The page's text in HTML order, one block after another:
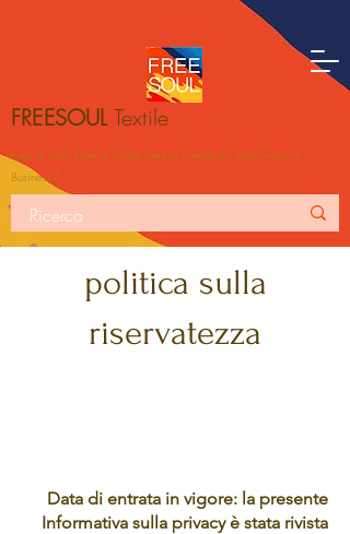
FREESOULTextile
Free ur Soul, Free ur Mind, Free ur Creativity, and Grow ur
Business！
politica sulla
riservatezza
Data di entrata in vigore: la presente
Informativa sulla privacy è stata rivista